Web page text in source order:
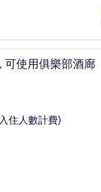
套房, 1
可使用俱樂部酒廊
住人數計費)